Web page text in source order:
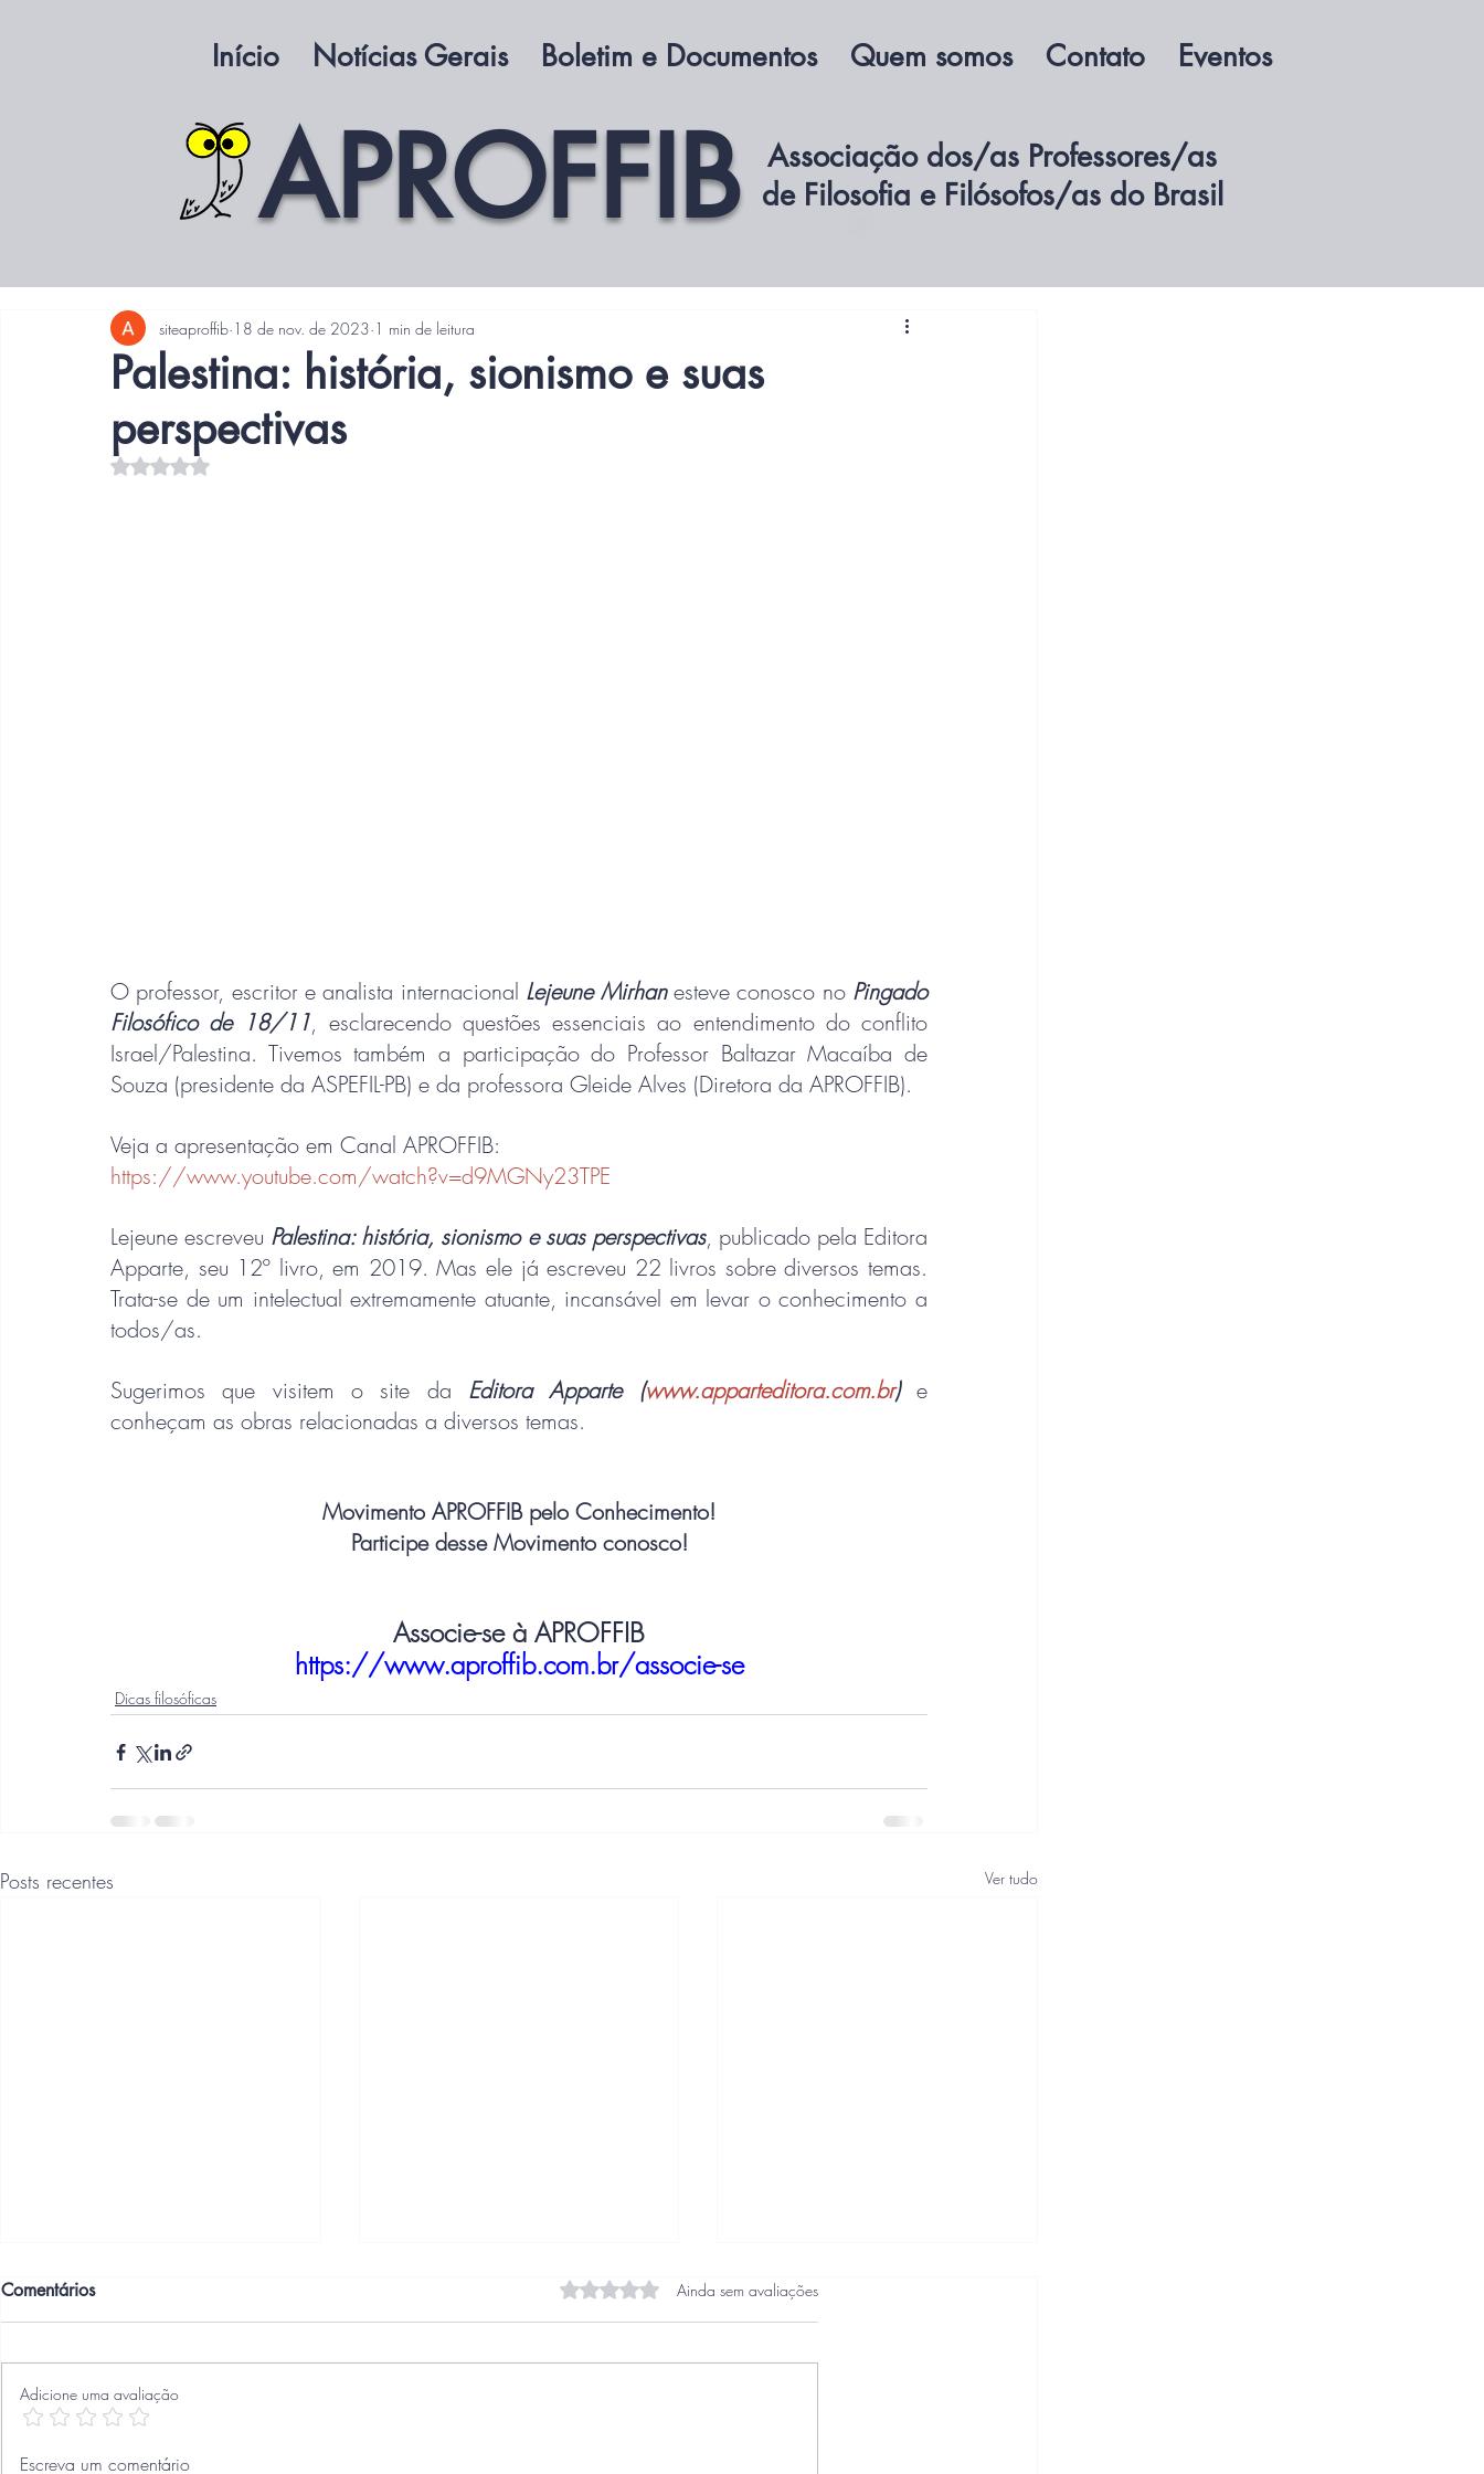
Início Notícias Gerais Boletim e Documentos Quem somos Contato Eventos
APROFFIB
Associação dos/as Professores/as
de Filosofia e Filósofos/as do Brasil
Palestina: história, sionismo e suas
perspectivas
siteaproffib 18 de nov. de 2023 1 min de leitura
Avaliado com NaN de 5 estrelas.
O professor, escritor e analista internacional Lejeune Mirhan esteve conosco no Pingado
Filosófico de 18/11, esclarecendo questões essenciais ao entendimento do conflito
Israel/Palestina. Tivemos também a participação do Professor Baltazar Macaíba de
Souza (presidente da ASPEFIL-PB) e da professora Gleide Alves (Diretora da APROFFIB).
Veja a apresentação em Canal APROFFIB:
https://www.youtube.com/watch?v=d9MGNy23TPE
Lejeune escreveu Palestina: história, sionismo e suas perspectivas, publicado pela Editora
Apparte, seu 12º livro, em 2019. Mas ele já escreveu 22 livros sobre diversos temas.
Trata-se de um intelectual extremamente atuante, incansável em levar o conhecimento a
todos/as.
Sugerimos que visitem o site da Editora Apparte (www.apparteditora.com.br) e
conheçam as obras relacionadas a diversos temas.
Movimento APROFFIB pelo Conhecimento!
Participe desse Movimento conosco!
Associe-se à APROFFIB
https://www.aproffib.com.br/associe-se
Dicas filosóficas
Posts recentes Ver tudo
Um Ensaio sobre Paredes-
Comentários Avaliado com 0 de 5 estrelas.
Ainda sem avaliações
Adicione uma avaliação
Escreva um comentário